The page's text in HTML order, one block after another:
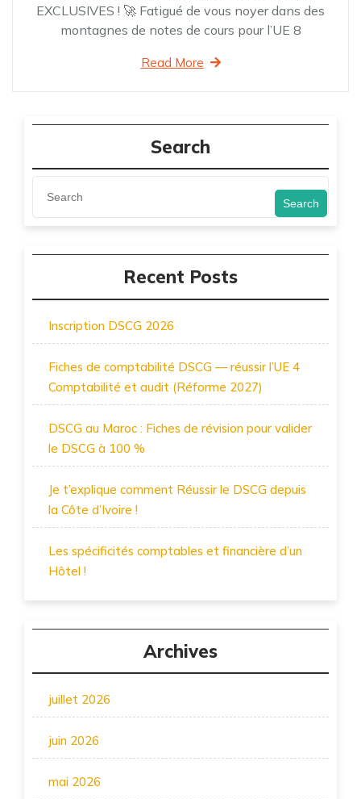
EXCLUSIVES ! 🚀 Fatigué de vous noyer dans des
montagnes de notes de cours pour l’UE 8
Read More
Search
Search
Recent Posts
Inscription DSCG 2026
Fiches de comptabilité DSCG — réussir l’UE 4
Comptabilité et audit (Réforme 2027)
DSCG au Maroc : Fiches de révision pour valider
le DSCG à 100 %
Je t’explique comment Réussir le DSCG depuis
la Côte d’Ivoire !
Les spécificités comptables et financière d’un
Hôtel !
Archives
juillet 2026
juin 2026
mai 2026